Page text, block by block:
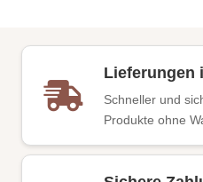
Lieferungen
Schneller und
Produkte ohne